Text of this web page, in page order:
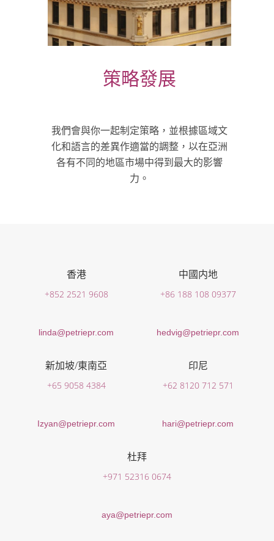
策略發展
我們會與你一起制定策略，並根據區域文
化和語言的差異作適當的調整，以在亞洲
各有不同的地區市場中得到最大的影響
力。
香港
+852 2521 9608
linda@petriepr.com
中國内地
+86 188 108 09377
hedvig@petriepr.com
新加坡/東南亞
+65 9058 4384
Izyan@petriepr.com
印尼
+62 8120 712 571
hari@petriepr.com
杜拜
+971 52316 0674
aya@petriepr.com